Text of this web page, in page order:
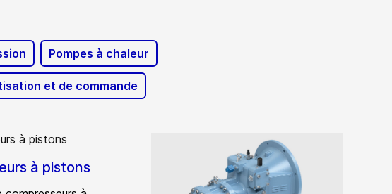
Pompes à chaleur
et de commande
à pistons